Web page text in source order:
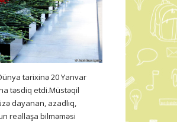
tarixinə 20 Yanvar
təsdiq etdi.Müstəqil
dayanan, azadlıq,
reallaşa bilməməsi